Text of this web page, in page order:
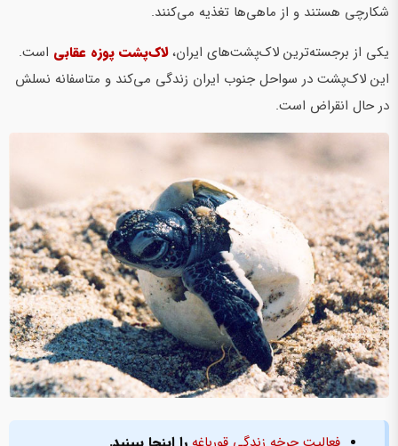
شکارچی هستند و از ماهی‌ها تغذیه می‌کنند.
یکی از برجسته‌ترین لاک‌پشت‌های ایران،لاک‌پشت پوزه عقابی است.
این لاک‌پشت در سواحل جنوب ایران زندگی می‌کند و متاسفانه نسلش
در حال انقراض است.